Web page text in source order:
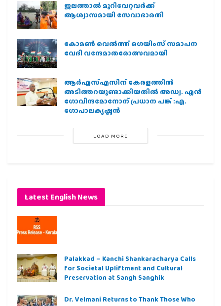
ജലത്താല്‍ മുറിവേറ്റവര്‍ക്ക്
ആശ്വാസമായി സേവാഭാരതി
കോമൺ വെൽത്ത് ഗെയിംസ് സമാപന
വേദി വന്ദേമാതരോത്സവമായി
ആര്‍എസ്എസിന് കേരളത്തില്‍
അടിത്തറയുണ്ടാക്കിയതില്‍ അഡ്വ. എന്‍
ഗോവിന്ദമോനോന് പ്രധാന പങ്ക് :എ.
ഗോപാലകൃഷ്ണന്‍
LOAD MORE
Latest English News
Palakkad – Kanchi Shankaracharya Calls
for Societal Upliftment and Cultural
Preservation at Sangh Sanghik
Dr. Velmani Returns to Thank Those Who